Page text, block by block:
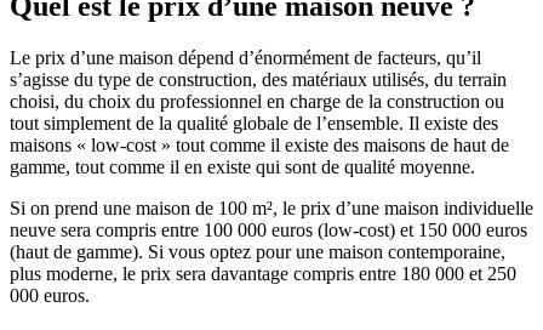
Quel est le prix d’une maison neuve ?
Le prix d’une maison dépend d’énormément de facteurs, qu’il
s’agisse du type de construction, des matériaux utilisés, du terrain
choisi, du choix du professionnel en charge de la construction ou
tout simplement de la qualité globale de l’ensemble. Il existe des
maisons « low-cost » tout comme il existe des maisons de haut de
gamme, tout comme il en existe qui sont de qualité moyenne.
Si on prend une maison de 100 m², le prix d’une maison individuelle
neuve sera compris entre 100 000 euros (low-cost) et 150 000 euros
(haut de gamme). Si vous optez pour une maison contemporaine,
plus moderne, le prix sera davantage compris entre 180 000 et 250
000 euros.